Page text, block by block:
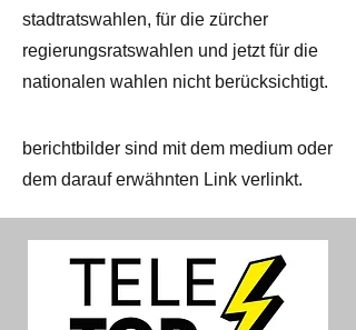
stadtratswahlen, für die zürcher
regierungsratswahlen und jetzt für die
nationalen wahlen nicht berücksichtigt.
berichtbilder sind mit dem medium oder
dem darauf erwähnten Link verlinkt.